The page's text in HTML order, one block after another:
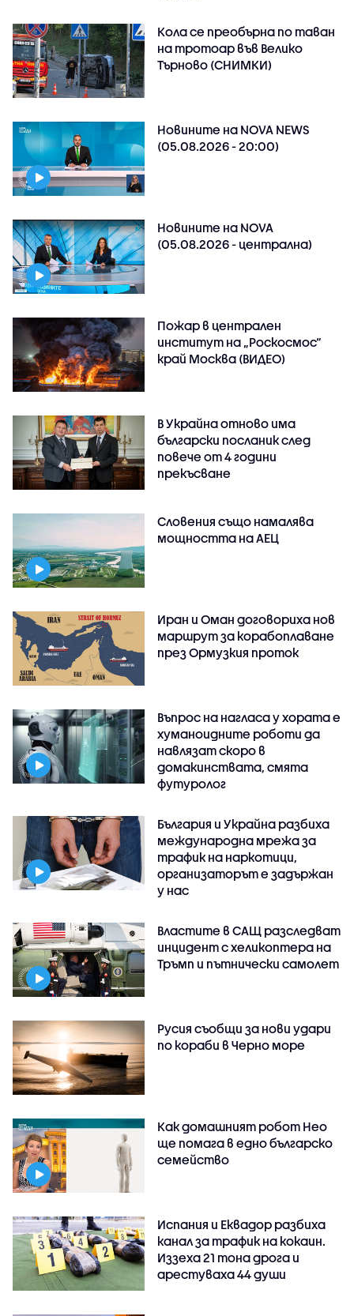
Кола се преобърна по таван
на тротоар във Велико
Търново (СНИМКИ)
Новините на NOVA NEWS
(05.08.2026 - 20:00)
Новините на NOVA
(05.08.2026 - централна)
Пожар в централен
институт на „Роскосмос“
край Москва (ВИДЕО)
В Украйна отново има
български посланик след
повече от 4 години
прекъсване
Словения също намалява
мощността на АЕЦ
Иран и Оман договориха нов
маршрут за корабоплаване
през Ормузкия проток
Въпрос на нагласа у хората е
хуманоидните роботи да
навлязат скоро в
домакинствата, смята
футуролог
България и Украйна разбиха
международна мрежа за
трафик на наркотици,
организаторът е задържан
у нас
Властите в САЩ разследват
инцидент с хеликоптера на
Тръмп и пътнически самолет
Русия съобщи за нови удари
по кораби в Черно море
Как домашният робот Нео
ще помага в едно българско
семейство
Испания и Еквадор разбиха
канал за трафик на кокаин.
Иззеха 21 тона дрога и
арестуваха 44 души